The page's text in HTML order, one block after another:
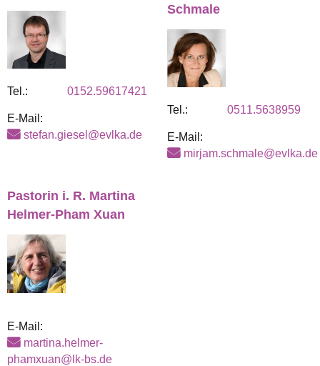
Tel.: 0152.59617421
E-Mail:
stefan.giesel@evlka.de
Schmale
Tel.: 0511.5638959
E-Mail:
mirjam.schmale@evlka.de
Pastorin i. R. Martina
Helmer-Pham Xuan
E-Mail:
martina.helmer-
phamxuan@lk-bs.de